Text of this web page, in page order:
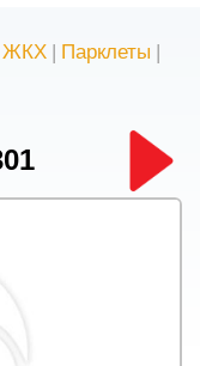
ЖКХ | Парклеты |